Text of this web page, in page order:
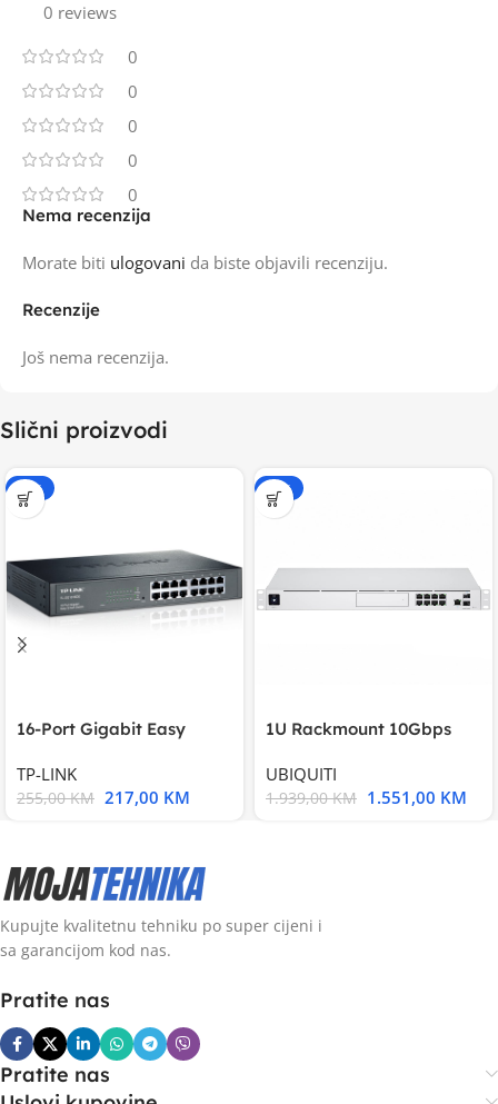
0 reviews
0
0
0
0
0
Recenzije
Još nema recenzija.
Nema recenzija
Morate biti ulogovani da biste objavili recenziju.
Slični proizvodi
-15%
16-Port Gigabit Easy
TP-LINK
255,00KM 217,00 KM
-20%
1U Rackmount 10Gbps
UBIQUITI
1.939,00KM 1.551,00 KM
Kupujte kvalitetnu tehniku po super cijeni i
sa garancijom kod nas.
Pratite nas
Pratite nas